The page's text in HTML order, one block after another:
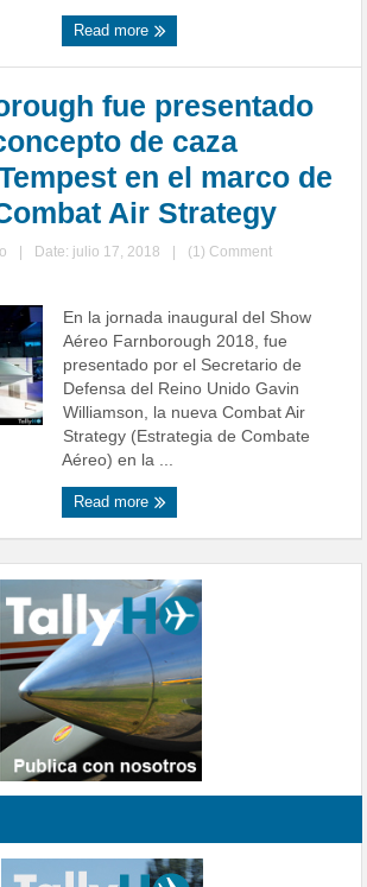
Read more
fue presentado
de caza
en el marco de
Air Strategy
Date: julio 17, 2018
(1) Comment
En la jornada inaugural del Show
Aéreo Farnborough 2018, fue
presentado por el Secretario de
Defensa del Reino Unido Gavin
Williamson, la nueva Combat Air
Strategy (Estrategia de Combate
Aéreo) en la ...
Read more